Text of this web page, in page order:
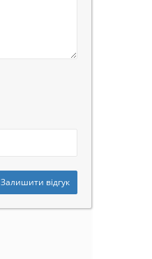
Залишити відгук